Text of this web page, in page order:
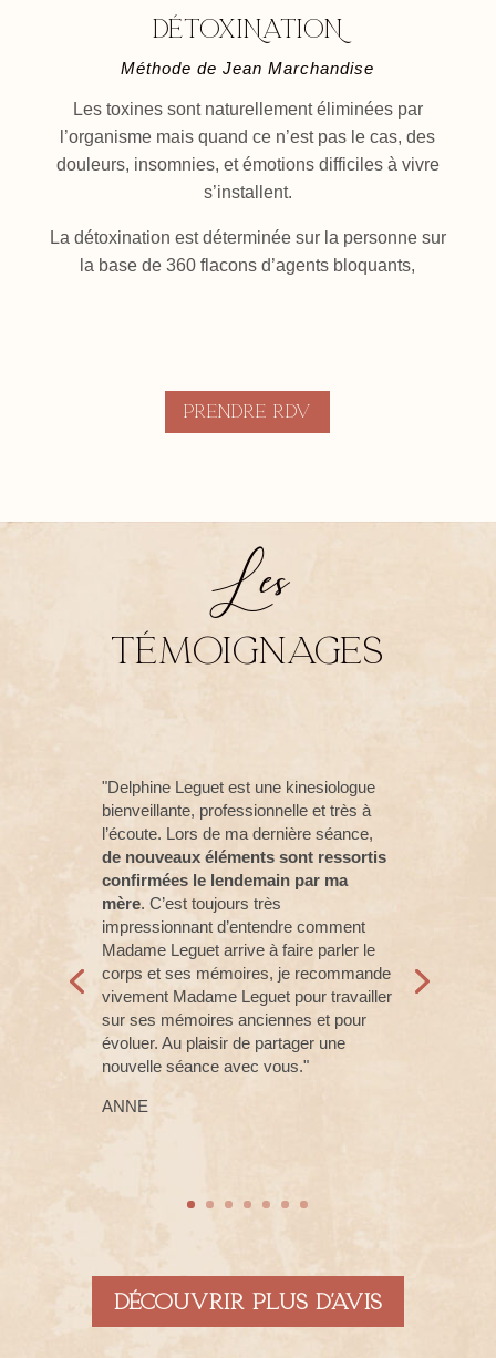
DÉTOXINATION
Méthode de Jean Marchandise
Les toxines sont naturellement éliminées par
l’organisme mais quand ce n’est pas le cas, des
douleurs, insomnies, et émotions difficiles à vivre
s’installent.
La détoxination est déterminée sur la personne sur
la base de 360 flacons d’agents bloquants,
Prendre rdv
Les
témoignages
"Delphine Leguet est une kinesiologue
bienveillante, professionnelle et très à
l’écoute. Lors de ma dernière séance,
de nouveaux éléments sont ressortis
confirmées le lendemain par ma
mère. C’est toujours très
impressionnant d’entendre comment
Madame Leguet arrive à faire parler le
corps et ses mémoires, je recommande
vivement Madame Leguet pour travailler
sur ses mémoires anciennes et pour
évoluer. Au plaisir de partager une
nouvelle séance avec vous."
ANNE
Découvrir plus d'avis